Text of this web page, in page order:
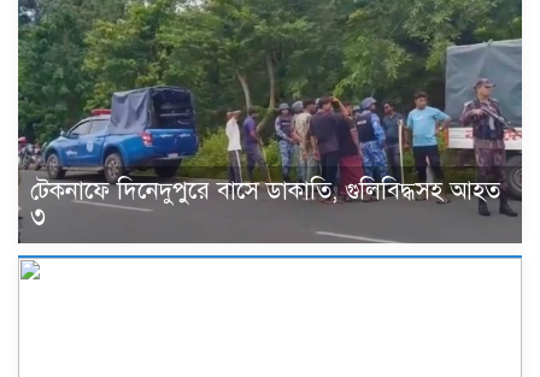
টেকনাফে দিনেদুপুরে বাসে ডাকাতি, গুলিবিদ্ধসহ আহত
৩